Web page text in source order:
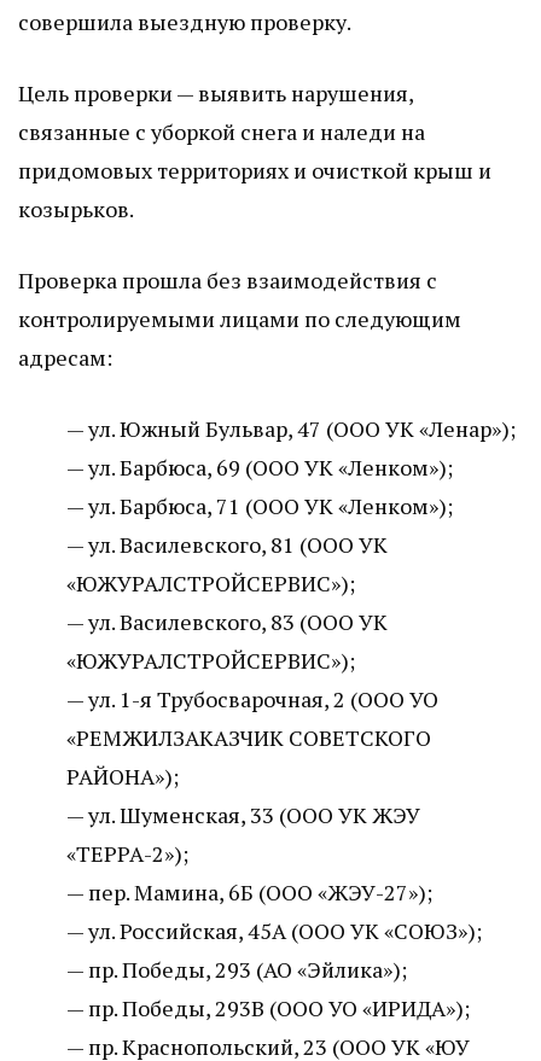
совершила выездную проверку.
Цель проверки — выявить нарушения,
связанные с уборкой снега и наледи на
придомовых территориях и очисткой крыш и
козырьков.
Проверка прошла без взаимодействия с
контролируемыми лицами по следующим
адресам:
— ул. Южный Бульвар, 47 (ООО УК «Ленар»);
— ул. Барбюса, 69 (ООО УК «Ленком»);
— ул. Барбюса, 71 (ООО УК «Ленком»);
— ул. Василевского, 81 (ООО УК
«ЮЖУРАЛСТРОЙСЕРВИС»);
— ул. Василевского, 83 (ООО УК
«ЮЖУРАЛСТРОЙСЕРВИС»);
— ул. 1-я Трубосварочная, 2 (ООО УО
«РЕМЖИЛЗАКАЗЧИК СОВЕТСКОГО
РАЙОНА»);
— ул. Шуменская, 33 (ООО УК ЖЭУ
«ТЕРРА-2»);
— пер. Мамина, 6Б (ООО «ЖЭУ-27»);
— ул. Российская, 45А (ООО УК «СОЮЗ»);
— пр. Победы, 293 (АО «Эйлика»);
— пр. Победы, 293В (ООО УО «ИРИДА»);
— пр. Краснопольский, 23 (ООО УК «ЮУ